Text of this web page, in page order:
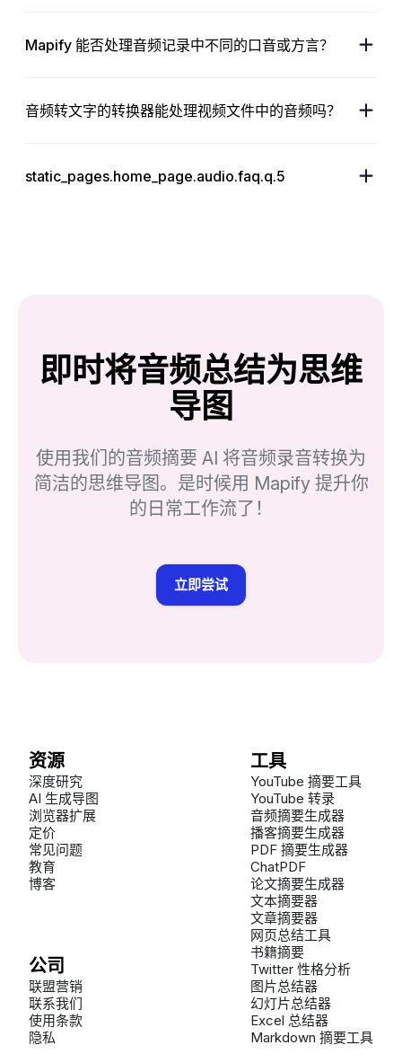
Mapify 能否处理音频记录中不同的口音或方言？
音频转文字的转换器能处理视频文件中的音频吗？
static_pages.home_page.audio.faq.q.5
即时将音频总结为思维
导图
使用我们的音频摘要 AI 将音频录音转换为
简洁的思维导图。是时候用 Mapify 提升你
的日常工作流了！
立即尝试
资源
深度研究
AI 生成导图
浏览器扩展
定价
常见问题
教育
博客
公司
联盟营销
联系我们
使用条款
隐私
工具
YouTube 摘要工具
YouTube 转录
音频摘要生成器
播客摘要生成器
PDF 摘要生成器
ChatPDF
论文摘要生成器
文本摘要器
文章摘要器
网页总结工具
书籍摘要
Twitter 性格分析
图片总结器
幻灯片总结器
Excel 总结器
Markdown 摘要工具